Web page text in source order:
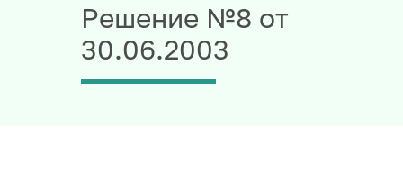
Решение №8 от
30.06.2003